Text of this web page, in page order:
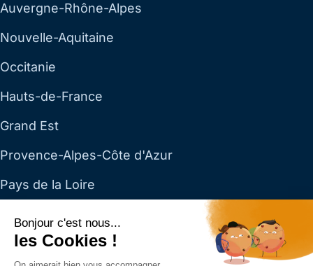
Bonjour c'est nous...
les Cookies !
Auvergne-Rhône-Alpes
Nouvelle-Aquitaine
Occitanie
Hauts-de-France
Grand Est
Provence-Alpes-Côte d'Azur
Pays de la Loire
Dillan SAS — SAS au capital de 4 153 € · RCS Paris 890